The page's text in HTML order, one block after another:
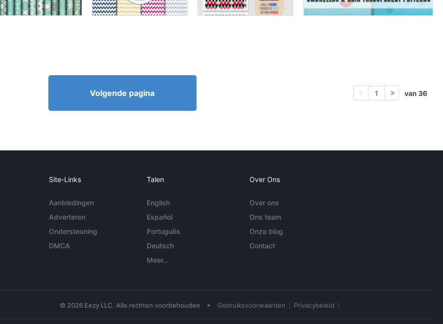
Volgende pagina 1 van 36
Site-Links
Aanbiedingen
Adverteren
Ondersteuning
DMCA
Talen
English
Español
Português
Deutsch
Meer...
Over Ons
Over ons
Ons team
Onze blog
Contact
© 2026 Eezy LLC. Alle rechten voorbehouden • Gebruiksvoorwaarden Privacybeleid